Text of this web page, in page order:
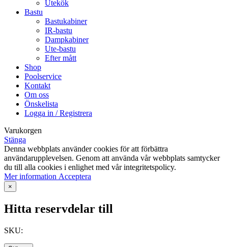
Utekök
Bastu
Bastukabiner
IR-bastu
Dampkabiner
Ute-bastu
Efter mått
Shop
Poolservice
Kontakt
Om oss
Önskelista
Logga in / Registrera
Varukorgen
Stänga
Denna webbplats använder cookies för att förbättra
användarupplevelsen. Genom att använda vår webbplats samtycker
du till alla cookies i enlighet med vår integritetspolicy.
Mer information Mer
Acceptera
×
Hitta reservdelar till
SKU: